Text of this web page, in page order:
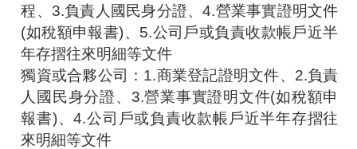
程、3.負責人國民身分證、4.營業事實證明文件
(如稅額申報書)、5.公司戶或負責收款帳戶近半
年存摺往來明細等文件
獨資或合夥公司：1.商業登記證明文件、2.負責
人國民身分證、3.營業事實證明文件(如稅額申
報書)、4.公司戶或負責收款帳戶近半年存摺往
來明細等文件